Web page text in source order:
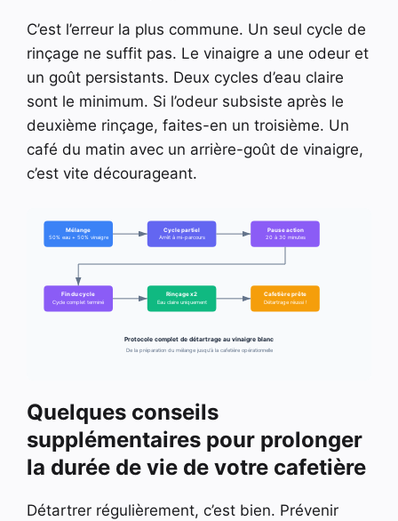
C’est l’erreur la plus commune. Un seul cycle de
rinçage ne suffit pas. Le vinaigre a une odeur et
un goût persistants. Deux cycles d’eau claire
sont le minimum. Si l’odeur subsiste après le
deuxième rinçage, faites-en un troisième. Un
café du matin avec un arrière-goût de vinaigre,
c’est vite décourageant.
Mélange
50% eau + 50% vinaigre
Cycle partiel
Arrêt à mi-parcours
Pause action
20 à 30 minutes
Fin du cycle
Cycle complet terminé
Rinçage x2
Eau claire uniquement
Cafetière prête
Détartrage réussi !
Protocole complet de détartrage au vinaigre blanc
De la préparation du mélange jusqu’à la cafetière opérationnelle
Quelques conseils
supplémentaires pour prolonger
la durée de vie de votre cafetière
Détartrer régulièrement, c’est bien. Prévenir